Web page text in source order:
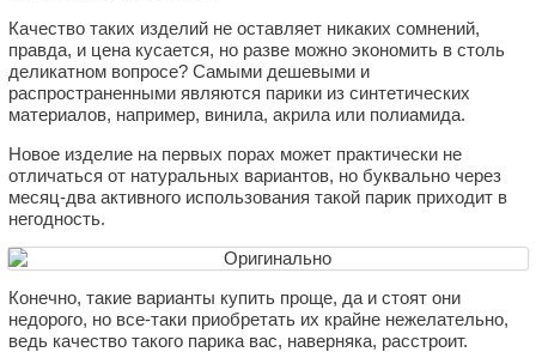
Качество таких изделий не оставляет никаких сомнений,
правда, и цена кусается, но разве можно экономить в столь
деликатном вопросе? Самыми дешевыми и
распространенными являются парики из синтетических
материалов, например, винила, акрила или полиамида.
Новое изделие на первых порах может практически не
отличаться от натуральных вариантов, но буквально через
месяц-два активного использования такой парик приходит в
негодность.
Конечно, такие варианты купить проще, да и стоят они
недорого, но все-таки приобретать их крайне нежелательно,
ведь качество такого парика вас, наверняка, расстроит.